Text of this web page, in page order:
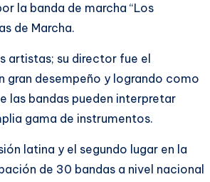
la banda de marcha “Los
de Marcha.
artistas; su director fue el
gran desempeño y logrando como
las bandas pueden interpretar
gama de instrumentos.
latina y el segundo lugar en la
de 30 bandas a nivel nacional